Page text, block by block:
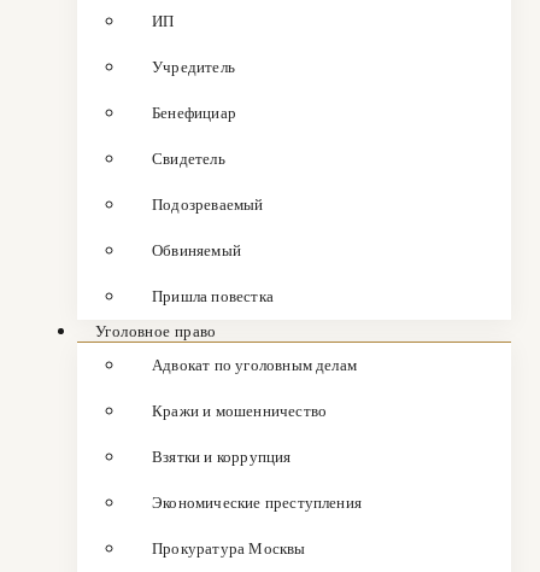
ИП
Учредитель
Бенефициар
Свидетель
Подозреваемый
Обвиняемый
Пришла повестка
Уголовное право
Адвокат по уголовным делам
Кражи и мошенничество
Взятки и коррупция
Экономические преступления
Прокуратура Москвы